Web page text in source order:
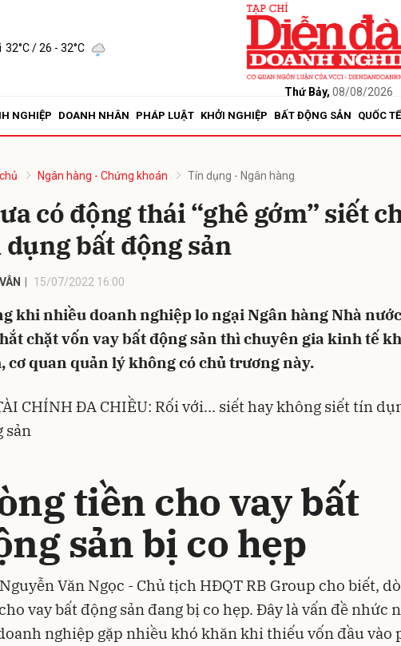
32°C/ 26 - 32°C
Thứ Bảy, 08/08/2026
NGHIỆP DOANH NHÂN PHÁP LUẬT KHỞI NGHIỆP BẤT ĐỘNG SẢN QUỐC TẾ
Ngân hàng - Chứng khoán Tín dụng - Ngân hàng
có động thái “ghê gớm” siết
bất động sản
15/07/2022 16:00
khi nhiều doanh nghiệp lo ngại Ngân hàng Nhà
chặt vốn vay bất động sản thì chuyên gia kinh tế
cơ quan quản lý không có chủ trương này.
CHÍNH ĐA CHIỀU: Rối với... siết hay không siết tín
sản
tiền cho vay bất
sản bị co hẹp
Văn Ngọc - Chủ tịch HĐQT RB Group cho biết,
vay bất động sản đang bị co hẹp. Đây là vấn đề nhức
nghiệp gặp nhiều khó khăn khi thiếu vốn đầu vào